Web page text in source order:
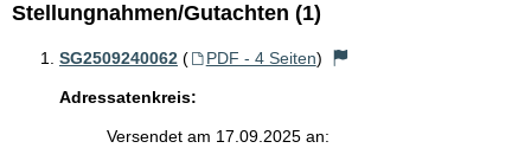
Stellungnahmen/Gutachten (1)
SG2509240062 ( PDF - 4 Seiten)
Adressatenkreis:
Versendet am 17.09.2025 an: